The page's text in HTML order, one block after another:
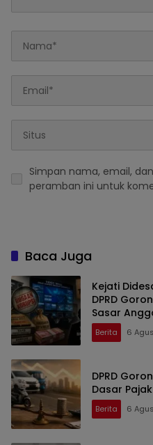
Simpan nama, email,
peramban ini untuk
Baca Juga
Kejati
DPRD
Sasar
Berita 6
DPRD
Dasar
Berita 6